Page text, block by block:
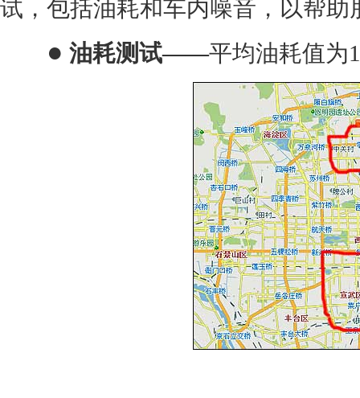
试，包括油耗和车内噪音，以帮
● 油耗测试——平均油耗值为